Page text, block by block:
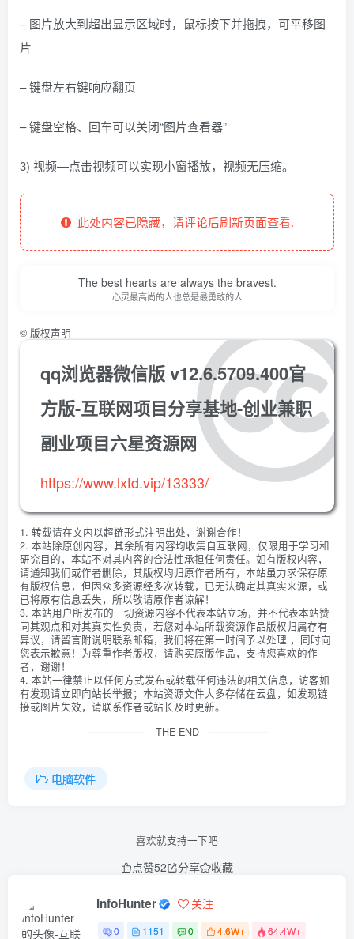
– 图片放大到超出显示区域时，鼠标按下并拖拽，可平移图
片
– 键盘左右键响应翻页
– 键盘空格、回车可以关闭“图片查看器”
3) 视频—点击视频可以实现小窗播放，视频无压缩。
此处内容已隐藏，请评论后刷新页面查看.
The best hearts are always the bravest.
心灵最高尚的人也总是最勇敢的人
© 版权声明
qq浏览器微信版 v12.6.5709.400官
方版-互联网项目分享基地-创业兼职
副业项目六星资源网
https://www.lxtd.vip/13333/
1. 转载请在文内以超链形式注明出处，谢谢合作！
2. 本站除原创内容，其余所有内容均收集自互联网，仅限用于学习和
研究目的，本站不对其内容的合法性承担任何责任。如有版权内容，
请通知我们或作者删除，其版权均归原作者所有，本站虽力求保存原
有版权信息，但因众多资源经多次转载，已无法确定其真实来源，或
已将原有信息丢失，所以敬请原作者谅解！
3. 本站用户所发布的一切资源内容不代表本站立场，并不代表本站赞
同其观点和对其真实性负责，若您对本站所载资源作品版权归属存有
异议，请留言附说明联系邮箱，我们将在第一时间予以处理 ，同时向
您表示歉意！为尊重作者版权，请购买原版作品，支持您喜欢的作
者，谢谢！
4. 本站一律禁止以任何方式发布或转载任何违法的相关信息，访客如
有发现请立即向站长举报；本站资源文件大多存储在云盘，如发现链
接或图片失效，请联系作者或站长及时更新。
THE END
电脑软件
喜欢就支持一下吧
点赞52 分享 收藏
InfoHunter 关注
0 1151 0 4.6W+ 64.4W+